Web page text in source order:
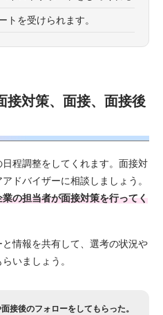
トを受けられます。
接対策、面接、面接後
程調整をしてくれます。面接対
ドバイザーに相談しましょう。
業の担当者が面接対策を行ってく
情報を共有して、選考の状況や
いましょう。
接後のフォローをしてもらった。